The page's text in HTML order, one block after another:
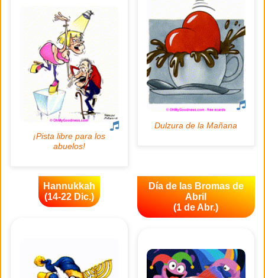
Hannukkah
(14-22 Dic.)
Día de las Bromas de
Abril
(1 de Abr.)